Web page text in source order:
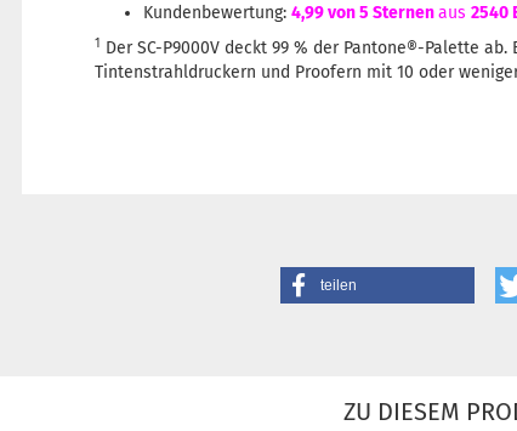
Kundenbewertung: 4,99 von 5 Sternenaus 2540
1 Der SC-P9000V deckt 99 % der Pantone®-Palette
Tintenstrahldruckern und Proofern mit 10 oder
teilen
ZU DIESEM